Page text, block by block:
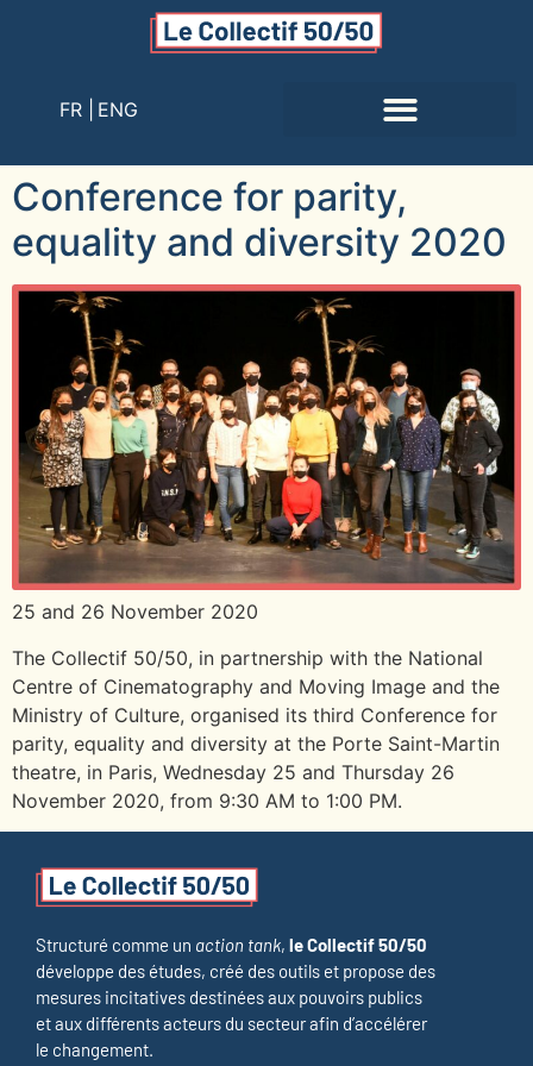
FR | ENG
Conference for parity,
equality and diversity 2020
25 and 26 November 2020
The Collectif 50/50, in partnership with the National
Centre of Cinematography and Moving Image and the
Ministry of Culture, organised its third Conference for
parity, equality and diversity at the Porte Saint-Martin
theatre, in Paris, Wednesday 25 and Thursday 26
November 2020, from 9:30 AM to 1:00 PM.
Structuré comme un action tank, le Collectif 50/50
développe des études, créé des outils et propose des
mesures incitatives destinées aux pouvoirs publics
et aux différents acteurs du secteur afin d’accélérer
le changement.